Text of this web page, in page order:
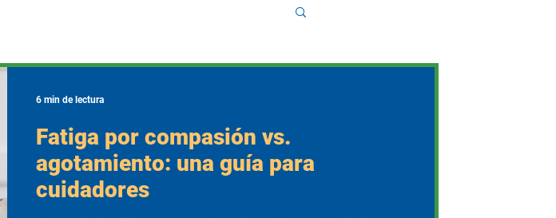
Fatiga por compasión vs.
agotamiento: una guía para
cuidadores
6 min de lectura